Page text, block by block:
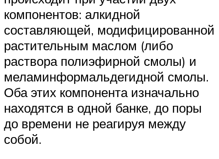
компонентов: алкидной
составляющей, модифицированной
растительным маслом (либо
раствора полиэфирной смолы) и
меламинформальдегидной смолы.
Оба этих компонента изначально
находятся в одной банке, до поры
до времени не реагируя между
собой.